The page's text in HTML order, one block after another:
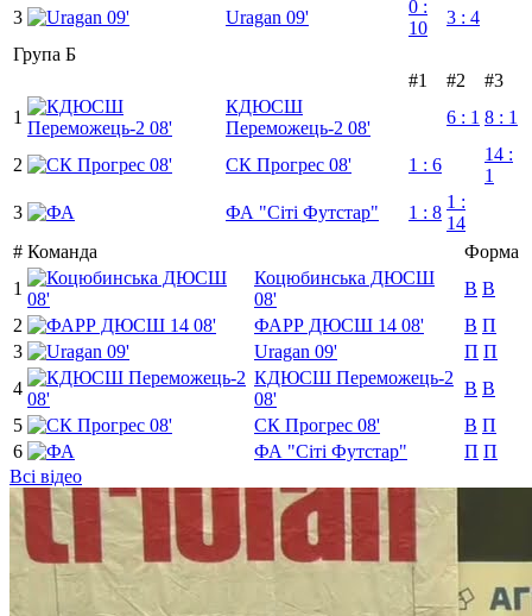
3 Uragan 09'
0 :
10
3 : 4
Група Б
#1
#2
#3
1
КДЮСШ
Переможець-2 08'
6 : 1 8 : 1
2 СК Прогрес 08' 1 : 6
14 :
1
3
ФА "Сіті Футстар" 1 : 8
1 :
14
# Команда
Форма
1
Коцюбинська ДЮСШ
08'
В В
2
ФАРР ДЮСШ 14 08' В П
3
Uragan 09' П П
4
КДЮСШ Переможець-2
08'
В В
5
СК Прогрес 08' В П
6
ФА "Сіті Футстар" П П
Всі відео